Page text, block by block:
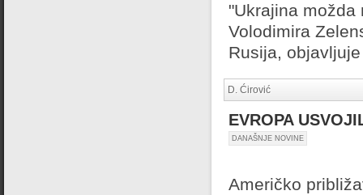
"Ukrajina
Volodimira
Rusija,
D. Ćirović
EVROPA
DANAŠNJE NOVINE
Američko